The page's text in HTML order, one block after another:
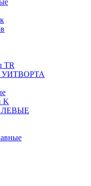
TR
УИТВОРТА
K
ЛЕВЫЕ